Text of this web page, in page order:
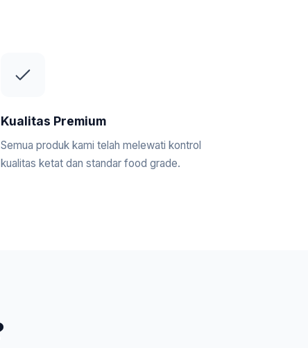
Kualitas Premium
Semua produk kami telah melewati kontrol
kualitas ketat dan standar food grade.